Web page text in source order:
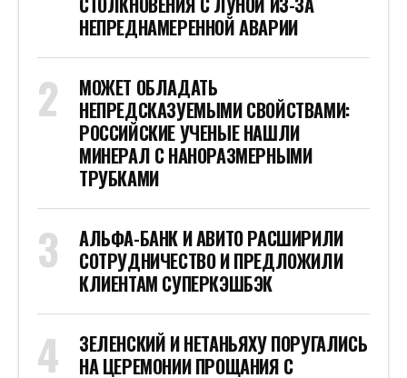
НЕПРЕДНАМЕРЕННОЙ АВАРИИ
МОЖЕТ ОБЛАДАТЬ
НЕПРЕДСКАЗУЕМЫМИ СВОЙСТВАМИ:
РОССИЙСКИЕ УЧЕНЫЕ НАШЛИ
МИНЕРАЛ С НАНОРАЗМЕРНЫМИ
ТРУБКАМИ
АЛЬФА-БАНК И АВИТО РАСШИРИЛИ
СОТРУДНИЧЕСТВО И ПРЕДЛОЖИЛИ
КЛИЕНТАМ СУПЕРКЭШБЭК
ЗЕЛЕНСКИЙ И НЕТАНЬЯХУ ПОРУГАЛИСЬ
НА ЦЕРЕМОНИИ ПРОЩАНИЯ С